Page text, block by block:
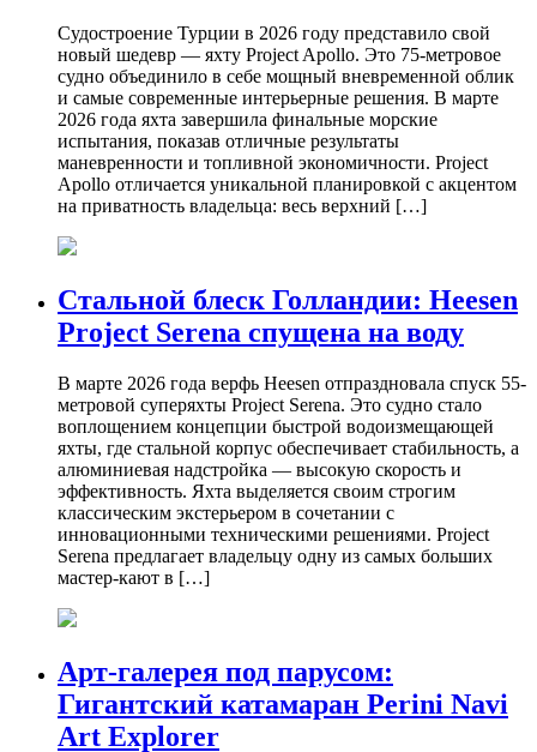
Судостроение Турции в 2026 году представило свой
новый шедевр — яхту Project Apollo. Это 75-метровое
судно объединило в себе мощный вневременной облик
и самые современные интерьерные решения. В марте
2026 года яхта завершила финальные морские
испытания, показав отличные результаты
маневренности и топливной экономичности. Project
Apollo отличается уникальной планировкой с акцентом
на приватность владельца: весь верхний […]
Стальной блеск Голландии: Heesen
Project Serena спущена на воду
В марте 2026 года верфь Heesen отпраздновала спуск 55-
метровой суперяхты Project Serena. Это судно стало
воплощением концепции быстрой водоизмещающей
яхты, где стальной корпус обеспечивает стабильность, а
алюминиевая надстройка — высокую скорость и
эффективность. Яхта выделяется своим строгим
классическим экстерьером в сочетании с
инновационными техническими решениями. Project
Serena предлагает владельцу одну из самых больших
мастер-кают в […]
Арт-галерея под парусом:
Гигантский катамаран Perini Navi
Art Explorer